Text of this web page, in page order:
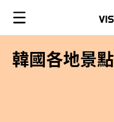
韓國各地景點